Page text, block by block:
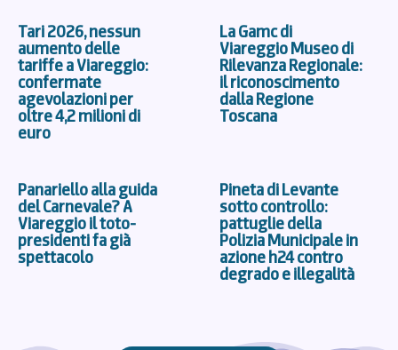
Tari 2026, nessun
aumento delle
tariffe a Viareggio:
confermate
agevolazioni per
oltre 4,2 milioni di
euro
La Gamc di
Viareggio Museo di
Rilevanza Regionale:
il riconoscimento
dalla Regione
Toscana
Panariello alla guida
del Carnevale? A
Viareggio il toto-
presidenti fa già
spettacolo
Pineta di Levante
sotto controllo:
pattuglie della
Polizia Municipale in
azione h24 contro
degrado e illegalità